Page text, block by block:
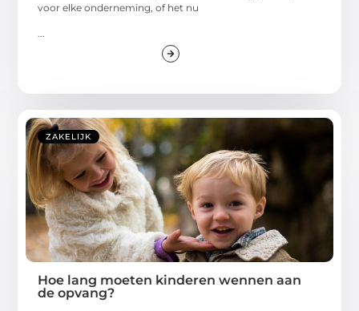
voor elke onderneming, of het nu
ZAKELIJK
Hoe lang moeten kinderen wennen aan
de opvang?